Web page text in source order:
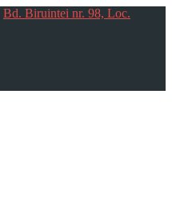
Bd. Biruintei nr. 98, Loc.